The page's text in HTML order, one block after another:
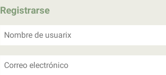
Registrarse
Nombre de usuarix
Correo electrónico